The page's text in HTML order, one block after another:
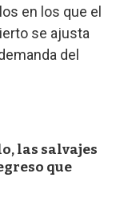
en los que el
se ajusta
del
las salvajes
que